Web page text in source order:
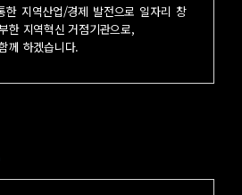
한 지역산업/경제 발전으로 일자리 창
한 지역혁신 거점기관으로,
께 하겠습니다.